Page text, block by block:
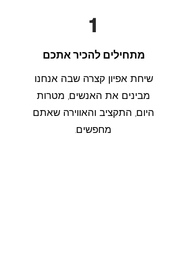
1
מתחילים להכיר אתכם
שיחת אפיון קצרה שבה אנחנו
מבינים את האנשים, מטרות
היום, התקציב והאווירה שאתם
מחפשים.